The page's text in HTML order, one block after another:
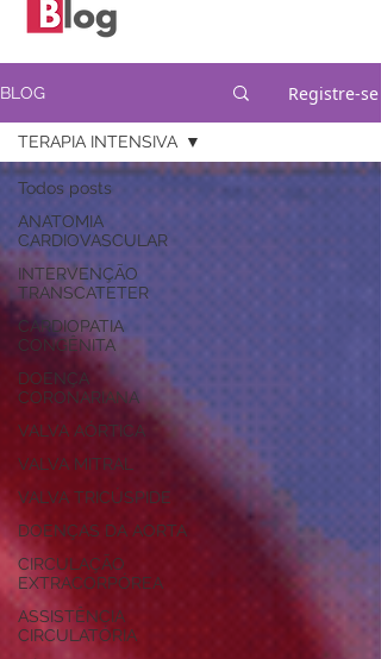
BLOG Registre-se
Todos posts
ANATOMIA
CARDIOVASCULAR
INTERVENÇÃO
TRANSCATETER
CARDIOPATIA
CONGÊNITA
DOENÇA
CORONARIANA
VALVA AÓRTICA
VALVA MITRAL
VALVA TRICÚSPIDE
DOENÇAS DA AORTA
CIRCULAÇÃO
EXTRACORPÓREA
ASSISTÊNCIA
CIRCULATÓRIA
TERAPIA INTENSIVA